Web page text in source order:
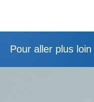
Pour aller plus loin